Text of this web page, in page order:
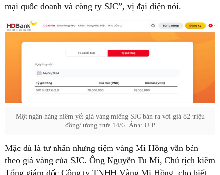
mại quốc doanh và công ty SJC”, vị đại diện nói.
Một ngân hàng niêm yết giá vàng miếng SJC bán ra với giá 82 triệu
đồng/lượng trưa 14/6. Ảnh: U.P
Mặc dù là tư nhân nhưng tiệm vàng Mi Hồng vẫn bán
theo giá vàng của SJC. Ông Nguyễn Tu Mi, Chủ tịch kiêm
Tổng giám đốc Công ty TNHH Vàng Mi Hồng, cho biết,